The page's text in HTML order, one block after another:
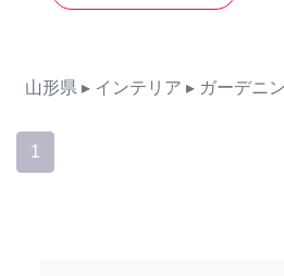
山形県 ▸ インテリア ▸ ガーデニ
1